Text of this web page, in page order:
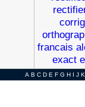
francais
exact
A B C D E F G H I J K